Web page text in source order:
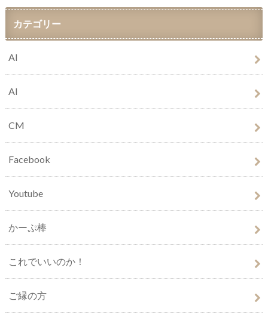
カテゴリー
AI
AI
CM
Facebook
Youtube
かーぷ棒
これでいいのか！
ご縁の方